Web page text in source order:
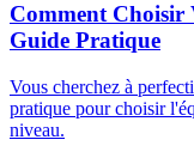
Comment Choisir
Guide Pratique
Vous cherchez à
pratique pour choisir
niveau.